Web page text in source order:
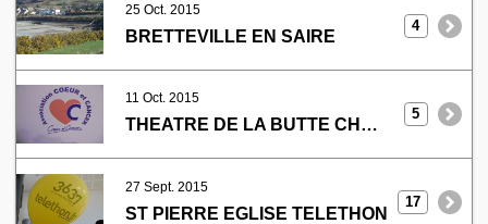
25 Oct. 2015
BRETTEVILLE EN SAIRE
4
11 Oct. 2015
THEATRE DE LA BUTTE CHERBOURG OCTEVILLE
5
27 Sept. 2015
ST PIERRE EGLISE TELETHON
17